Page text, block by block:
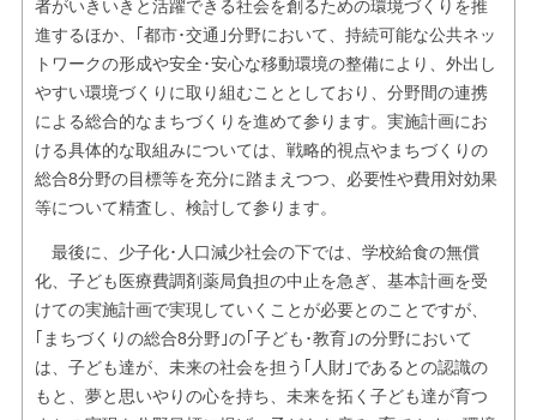
者がいきいきと活躍できる社会を創るための環境づくりを推
進するほか、｢都市･交通｣分野において、持続可能な公共ネッ
トワークの形成や安全･安心な移動環境の整備により、外出し
やすい環境づくりに取り組むこととしており、分野間の連携
による総合的なまちづくりを進めて参ります。実施計画にお
ける具体的な取組みについては、戦略的視点やまちづくりの
総合8分野の目標等を充分に踏まえつつ、必要性や費用対効果
等について精査し、検討して参ります。
最後に、少子化･人口減少社会の下では、学校給食の無償
化、子ども医療費調剤薬局負担の中止を急ぎ、基本計画を受
けての実施計画で実現していくことが必要とのことですが、
｢まちづくりの総合8分野｣の｢子ども･教育｣の分野において
は、子ども達が、未来の社会を担う｢人財｣であるとの認識の
もと、夢と思いやりの心を持ち、未来を拓く子ども達が育つ